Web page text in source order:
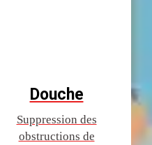
Douche
Suppression des
obstructions de